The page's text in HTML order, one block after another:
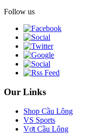
Follow us
Our Links
Shop Cầu Lông
VS Sports
Vợt Cầu Lông